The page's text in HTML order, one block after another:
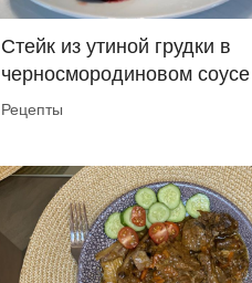
Стейк из утиной грудки в
черносмородиновом соусе
Рецепты